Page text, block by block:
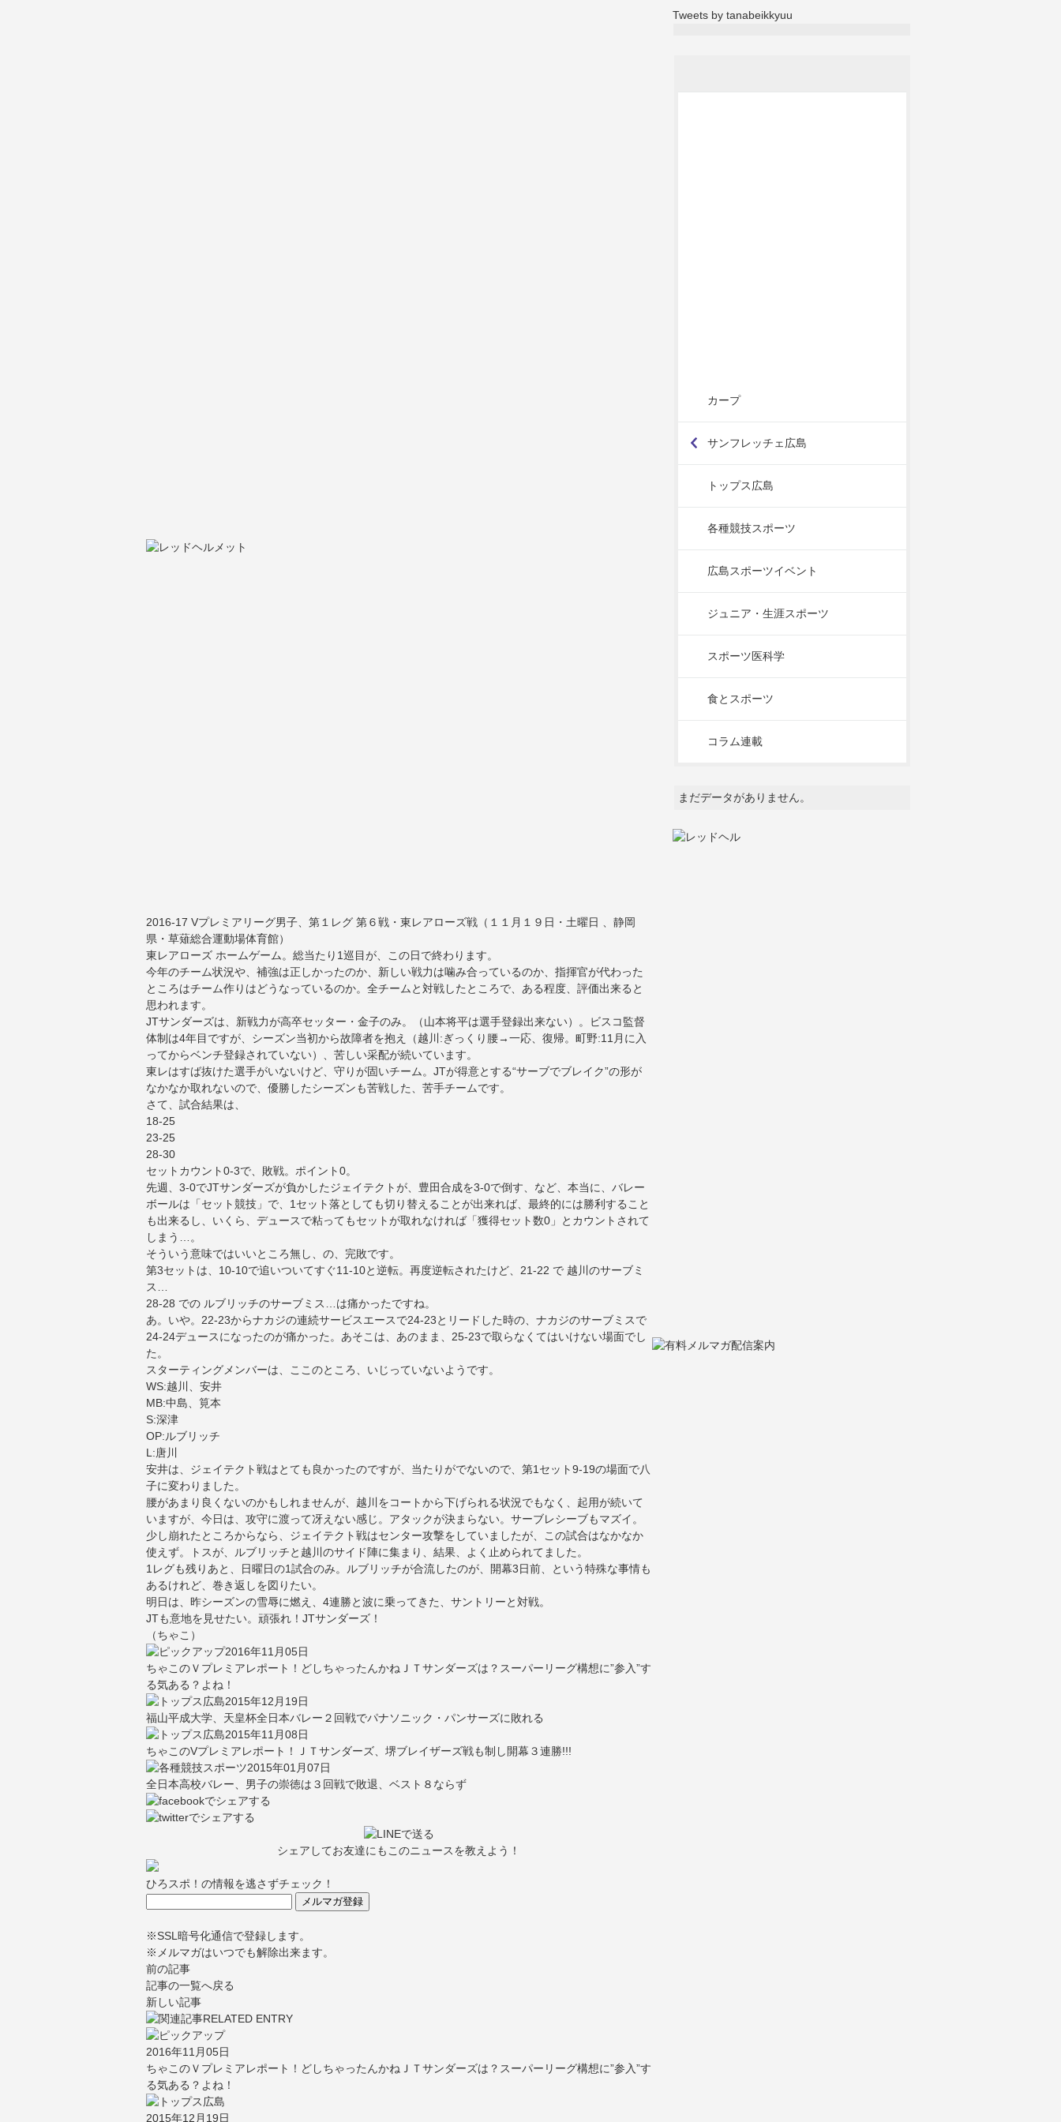
2016-17 Vプレミアリーグ男子、第１レグ 第６戦・東レアローズ戦（１１月１９日・土曜日 、静岡
県・草薙総合運動場体育館）
東レアローズ ホームゲーム。総当たり1巡目が、この日で終わります。
今年のチーム状況や、補強は正しかったのか、新しい戦力は噛み合っているのか、指揮官が代わった
ところはチーム作りはどうなっているのか。全チームと対戦したところで、ある程度、評価出来ると
思われます。
JTサンダーズは、新戦力が高卒セッター・金子のみ。（山本将平は選手登録出来ない）。ビスコ監督
体制は4年目ですが、シーズン当初から故障者を抱え（越川:ぎっくり腰→一応、復帰。町野:11月に入
ってからベンチ登録されていない）、苦しい采配が続いています。
東レはすば抜けた選手がいないけど、守りが固いチーム。JTが得意とする“サーブでブレイク”の形が
なかなか取れないので、優勝したシーズンも苦戦した、苦手チームです。
さて、試合結果は、
18-25
23-25
28-30
セットカウント0-3で、敗戦。ポイント0。
先週、3-0でJTサンダーズが負かしたジェイテクトが、豊田合成を3-0で倒す、など、本当に、バレー
ボールは「セット競技」で、1セット落としても切り替えることが出来れば、最終的には勝利すること
も出来るし、いくら、デュースで粘ってもセットが取れなければ「獲得セット数0」とカウントされて
しまう…。
そういう意味ではいいところ無し、の、完敗です。
第3セットは、10-10で追いついてすぐ11-10と逆転。再度逆転されたけど、21-22 で 越川のサーブミ
ス…
28-28 での ルブリッチのサーブミス…は痛かったですね。
あ。いや。22-23からナカジの連続サービスエースで24-23とリードした時の、ナカジのサーブミスで
24-24デュースになったのが痛かった。あそこは、あのまま、25-23で取らなくてはいけない場面でし
た。
スターティングメンバーは、ここのところ、いじっていないようです。
WS:越川、安井
MB:中島、筧本
S:深津
OP:ルブリッチ
L:唐川
安井は、ジェイテクト戦はとても良かったのですが、当たりがでないので、第1セット9-19の場面で八
子に変わりました。
腰があまり良くないのかもしれませんが、越川をコートから下げられる状況でもなく、起用が続いて
いますが、今日は、攻守に渡って冴えない感じ。アタックが決まらない。サーブレシーブもマズイ。
少し崩れたところからなら、ジェイテクト戦はセンター攻撃をしていましたが、この試合はなかなか
使えず。トスが、ルブリッチと越川のサイド陣に集まり、結果、よく止められてました。
1レグも残りあと、日曜日の1試合のみ。ルブリッチが合流したのが、開幕3日前、という特殊な事情も
あるけれど、巻き返しを図りたい。
明日は、昨シーズンの雪辱に燃え、4連勝と波に乗ってきた、サントリーと対戦。
JTも意地を見せたい。頑張れ！JTサンダーズ！
（ちゃこ）
2016年11月05日
ちゃこのＶプレミアレポート！どしちゃったんかねＪＴサンダーズは？スーパーリーグ構想に”参入”す
る気ある？よね！
2015年12月19日
福山平成大学、天皇杯全日本バレー２回戦でパナソニック・パンサーズに敗れる
2015年11月08日
ちゃこのVプレミアレポート！ＪＴサンダーズ、堺ブレイザーズ戦も制し開幕３連勝!!!
2015年01月07日
全日本高校バレー、男子の崇徳は３回戦で敗退、ベスト８ならず
シェアしてお友達にもこのニュースを教えよう！
ひろスポ！の情報を逃さずチェック！
※SSL暗号化通信で登録します。
※メルマガはいつでも解除出来ます。
前の記事
記事の一覧へ戻る
新しい記事
2016年11月05日
ちゃこのＶプレミアレポート！どしちゃったんかねＪＴサンダーズは？スーパーリーグ構想に”参入”す
る気ある？よね！
2015年12月19日
Tweets by tanabeikkyuu
カープ
サンフレッチェ広島
トップス広島
各種競技スポーツ
広島スポーツイベント
ジュニア・生涯スポーツ
スポーツ医科学
食とスポーツ
コラム連載
まだデータがありません。